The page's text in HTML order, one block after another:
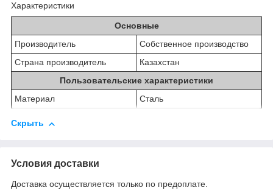
Характеристики
Основные
Производитель
Собственное производство
Страна производитель
Казахстан
Пользовательские характеристики
Материал
Сталь
Скрыть
Условия доставки
Доставка осуществляется только по предоплате.